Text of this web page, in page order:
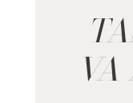
VA